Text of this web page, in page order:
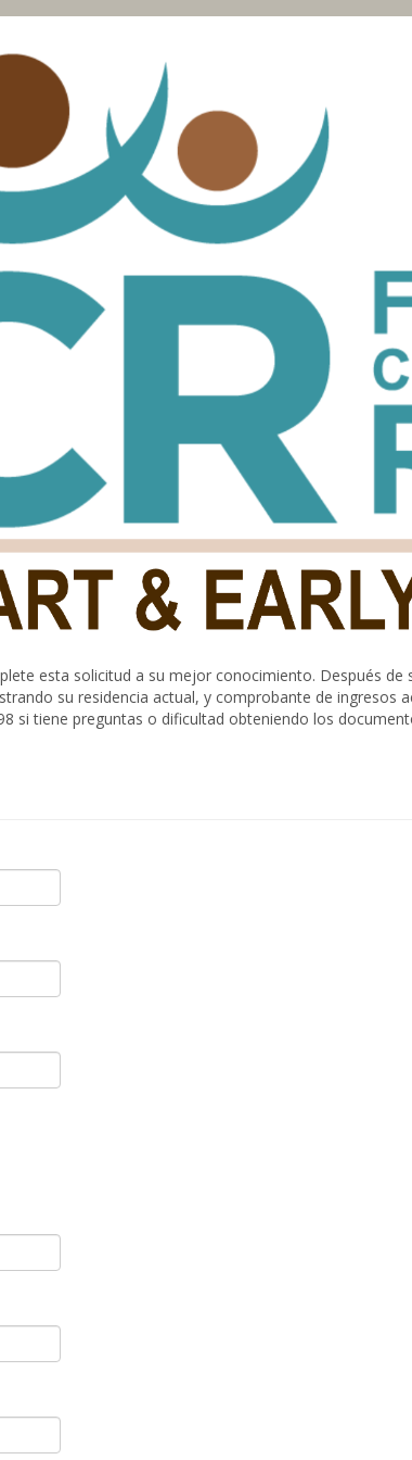
esta solicitud a su mejor conocimiento. Después
su residencia actual, y comprobante de ingresos
si tiene preguntas o dificultad obteniendo los